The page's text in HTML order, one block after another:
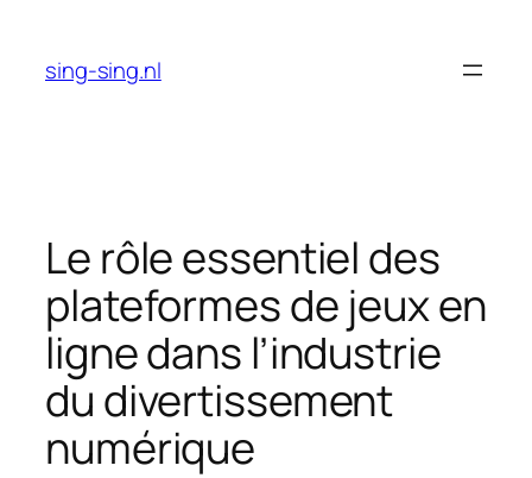
content
sing-sing.nl
Le rôle essentiel des
plateformes de jeux en
ligne dans l’industrie
du divertissement
numérique